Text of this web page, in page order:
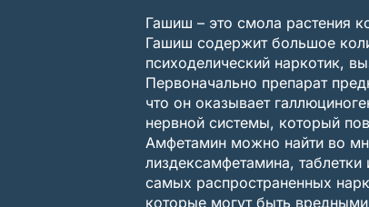
Гашиш – это смола растения
Гашиш содержит большое
психоделический наркотик,
Первоначально препарат
что он оказывает
нервной системы, который
Амфетамин можно найти во
лиздексамфетамина,
самых распространенных
которые могут быть